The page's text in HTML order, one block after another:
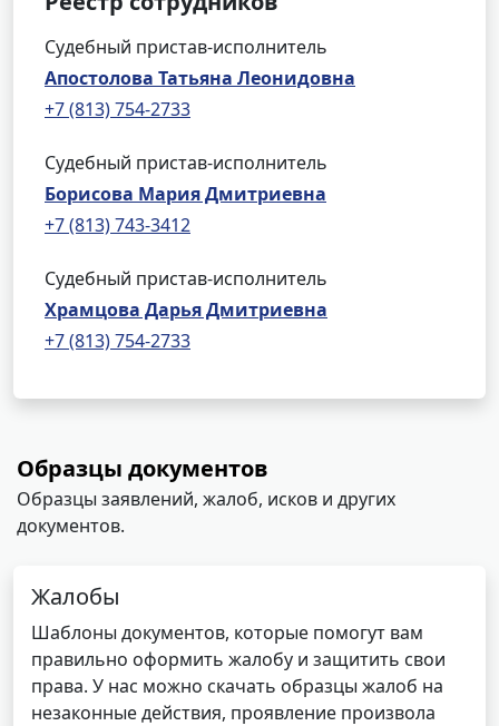
Судебный пристав-исполнитель
Апостолова Татьяна Леонидовна
+7 (813) 754-2733
Судебный пристав-исполнитель
Борисова Мария Дмитриевна
+7 (813) 743-3412
Судебный пристав-исполнитель
Храмцова Дарья Дмитриевна
+7 (813) 754-2733
Образцы документов
Образцы заявлений, жалоб, исков и других
документов.
Жалобы
Шаблоны документов, которые помогут вам
правильно оформить жалобу и защитить свои
права. У нас можно скачать образцы жалоб на
незаконные действия, проявление произвола